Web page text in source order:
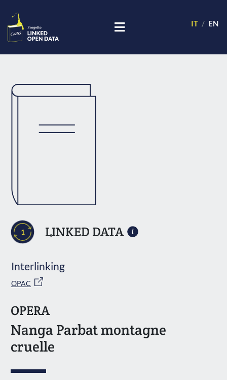
IT EN
1 LINKED DATA
Interlinking
OPAC
OPERA
Nanga Parbat montagne
cruelle